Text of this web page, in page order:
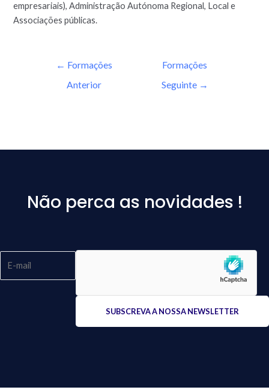
empresariais), Administração Autónoma Regional, Local e
Associações públicas.
← Formações
Anterior
Formações
Seguinte →
Não perca as novidades !